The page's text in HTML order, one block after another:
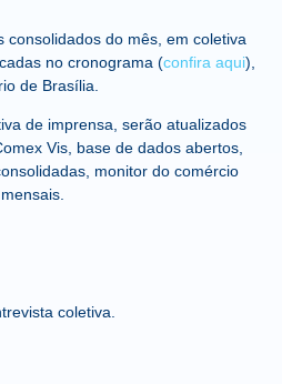
consolidados do mês, em coletiva
no cronograma (confira aqui),
de Brasília.
de imprensa, serão atualizados
Vis, base de dados abertos,
monitor do comércio
coletiva.